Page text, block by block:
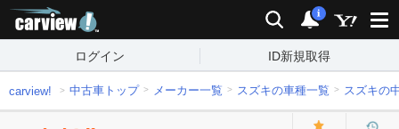
検索 通知
i
ログイン ID新規取得
carview! 中古車トップ メーカー一覧 スズキの車種一覧 スズキの